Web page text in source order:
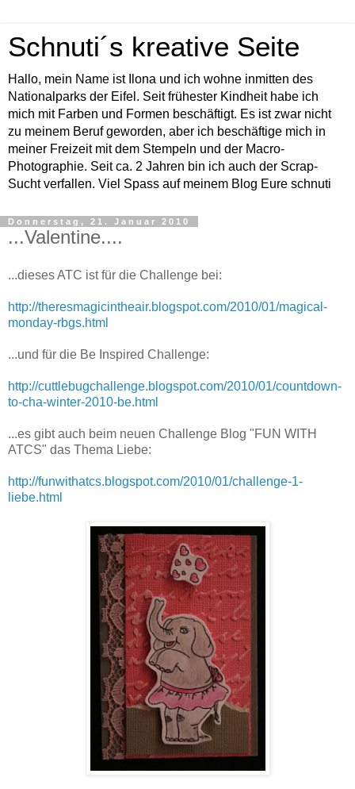
Schnuti´s kreative Seite
Hallo, mein Name ist Ilona und ich wohne inmitten des
Nationalparks der Eifel. Seit frühester Kindheit habe ich
mich mit Farben und Formen beschäftigt. Es ist zwar nicht
zu meinem Beruf geworden, aber ich beschäftige mich in
meiner Freizeit mit dem Stempeln und der Macro-
Photographie. Seit ca. 2 Jahren bin ich auch der Scrap-
Sucht verfallen. Viel Spass auf meinem Blog Eure schnuti
Donnerstag, 21. Januar 2010
...Valentine....
...dieses ATC ist für die Challenge bei:
http://theresmagicintheair.blogspot.com/2010/01/magical-
monday-rbgs.html
...und für die Be Inspired Challenge:
http://cuttlebugchallenge.blogspot.com/2010/01/countdown-
to-cha-winter-2010-be.html
...es gibt auch beim neuen Challenge Blog "FUN WITH
ATCS" das Thema Liebe:
http://funwithatcs.blogspot.com/2010/01/challenge-1-
liebe.html